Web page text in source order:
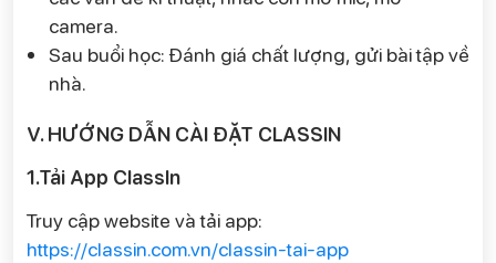
camera.
Sau buổi học: Đánh giá chất lượng, gửi bài tập về
nhà.
V. HƯỚNG DẪN CÀI ĐẶT CLASSIN
1.Tải App ClassIn
Truy cập website và tải app:
https://classin.com.vn/classin-tai-app